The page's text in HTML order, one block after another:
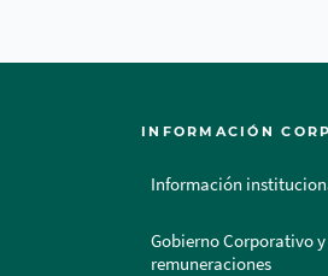
INFORMACIÓN
Información
Gobierno Corporativo
remuneraciones